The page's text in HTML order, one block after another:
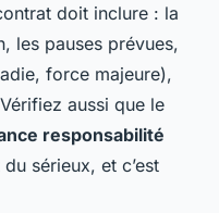
doit inclure : la
les pauses prévues,
force majeure),
aussi que le
responsabilité
du sérieux, et c’est